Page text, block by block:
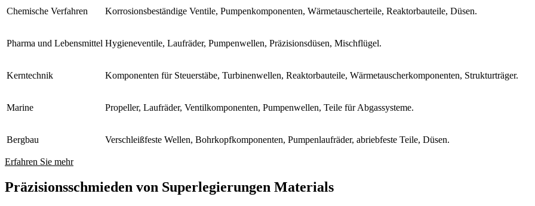
Chemische Verfahren Korrosionsbeständige Ventile, Pumpenkomponenten, Wärmetauscherteile, Reaktorbauteile, Düsen.
Pharma und Lebensmittel Hygieneventile, Laufräder, Pumpenwellen, Präzisionsdüsen, Mischflügel.
Kerntechnik Komponenten für Steuerstäbe, Turbinenwellen, Reaktorbauteile, Wärmetauscherkomponenten, Strukturträger.
Marine Propeller, Laufräder, Ventilkomponenten, Pumpenwellen, Teile für Abgassysteme.
Bergbau Verschleißfeste Wellen, Bohrkopfkomponenten, Pumpenlaufräder, abriebfeste Teile, Düsen.
Erfahren Sie mehr
Präzisionsschmieden von Superlegierungen Materials